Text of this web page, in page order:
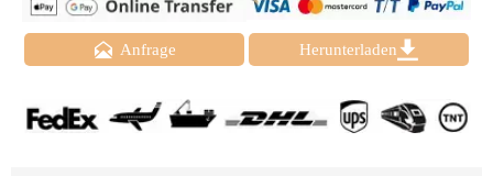
 Anfrage Herunterladen 